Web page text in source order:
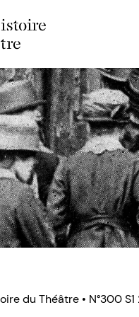
du Théâtre • N°300